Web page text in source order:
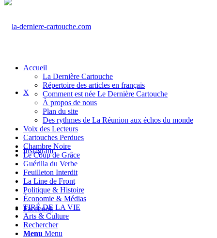
X
Instagram
Facebook
Accueil
La Dernière Cartouche
Répertoire des articles en français
Comment est née Le Dernière Cartouche
À propos de nous
Plan du site
Des rythmes de La Réunion aux échos du monde
Voix des Lecteurs
Cartouches Perdues
Chambre Noire
Le Coup de Grâce
Guérilla du Verbe
Feuilleton Interdit
La Line de Front
Politique & Histoire
Économie & Médias
TIRÉ DE LA VIE
Arts & Culture
Rechercher
Menu Menu